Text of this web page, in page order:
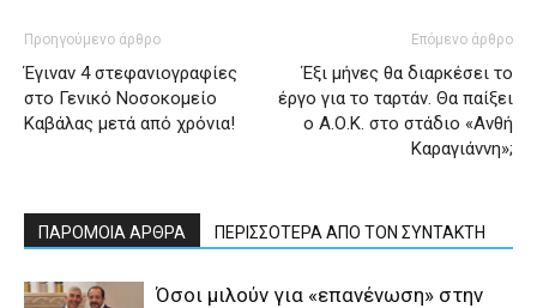
Προηγούμενο άρθρο
Έγιναν 4 στεφανιογραφίες
στο Γενικό Νοσοκομείο
Καβάλας μετά από χρόνια!
Επόμενο άρθρο
Έξι μήνες θα διαρκέσει το
έργο για το ταρτάν. Θα παίξει
ο Α.Ο.Κ. στο στάδιο «Ανθή
Καραγιάννη»;
ΠΑΡΟΜΟΙΑ ΑΡΘΡΑ ΠΕΡΙΣΣΟΤΕΡΑ ΑΠΟ ΤΟΝ ΣΥΝΤΑΚΤΗ
Όσοι μιλούν για «επανένωση» στην